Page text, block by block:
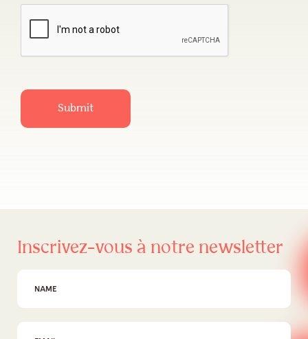
Submit
Inscrivez-vous à notre newsletter